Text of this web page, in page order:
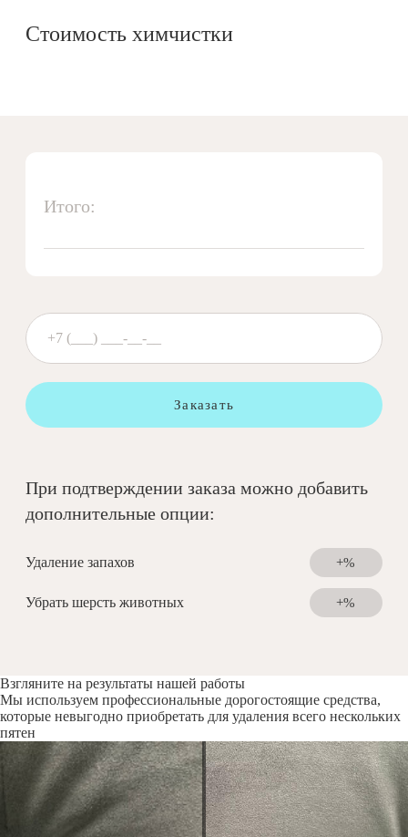
Стоимость химчистки
Итого:
Заказать
При подтверждении заказа можно добавить
дополнительные опции:
Удаление запахов +%
Убрать шерсть животных +%
Взгляните на результаты нашей работы
Мы используем профессиональные дорогостоящие средства,
которые невыгодно приобретать для удаления всего нескольких
пятен